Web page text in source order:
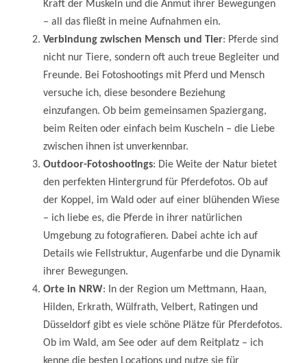
Kraft der Muskeln und die Anmut ihrer Bewegungen
– all das fließt in meine Aufnahmen ein.
Verbindung zwischen Mensch und Tier: Pferde sind
nicht nur Tiere, sondern oft auch treue Begleiter und
Freunde. Bei Fotoshootings mit Pferd und Mensch
versuche ich, diese besondere Beziehung
einzufangen. Ob beim gemeinsamen Spaziergang,
beim Reiten oder einfach beim Kuscheln – die Liebe
zwischen ihnen ist unverkennbar.
Outdoor-Fotoshootings: Die Weite der Natur bietet
den perfekten Hintergrund für Pferdefotos. Ob auf
der Koppel, im Wald oder auf einer blühenden Wiese
– ich liebe es, die Pferde in ihrer natürlichen
Umgebung zu fotografieren. Dabei achte ich auf
Details wie Fellstruktur, Augenfarbe und die Dynamik
ihrer Bewegungen.
Orte in NRW: In der Region um Mettmann, Haan,
Hilden, Erkrath, Wülfrath, Velbert, Ratingen und
Düsseldorf gibt es viele schöne Plätze für Pferdefotos.
Ob im Wald, am See oder auf dem Reitplatz – ich